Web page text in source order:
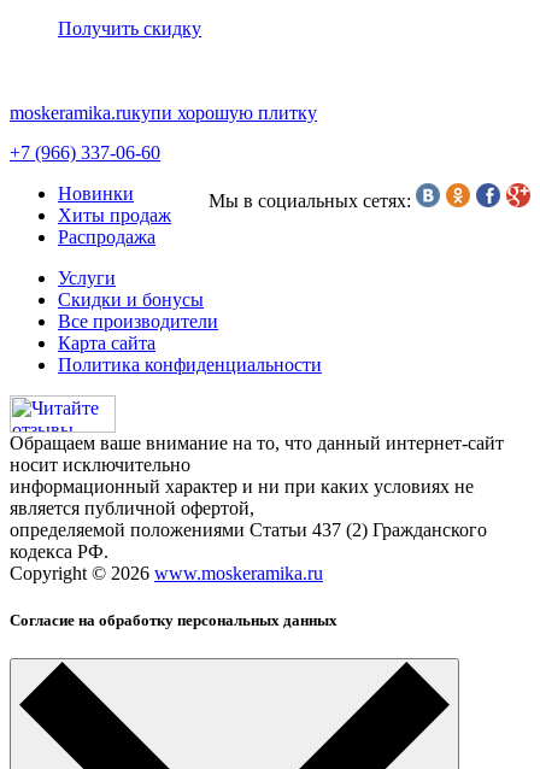
Получить скидку
moskeramika.ruкупи хорошую плитку
+7 (966) 337-06-60
Мы в социальных сетях:
Новинки
Хиты продаж
Распродажа
Услуги
Скидки и бонусы
Все производители
Карта сайта
Политика конфиденциальности
Обращаем ваше внимание на то, что данный интернет-сайт
носит исключительно
информационный характер и ни при каких условиях не
является публичной офертой,
определяемой положениями Статьи 437 (2) Гражданского
кодекса РФ.
Copyright © 2026 www.moskeramika.ru
Согласие на обработку персональных данных